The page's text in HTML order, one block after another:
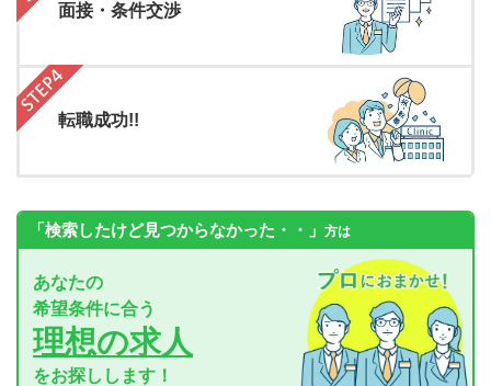
面接・条件交渉
転職成功!!
「検索したけど見つからなかった・・」 方は
あなたの
希望条件に合う
理想の求人
をお探しします！